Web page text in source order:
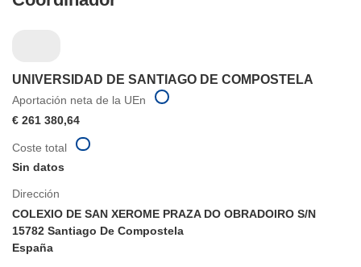
UNIVERSIDAD DE SANTIAGO DE COMPOSTELA
Aportación neta de la UEn
€ 261 380,64
Dirección
COLEXIO DE SAN XEROME PRAZA DO OBRADOIRO S/N
15782 Santiago De Compostela
España
Coste total
Sin datos